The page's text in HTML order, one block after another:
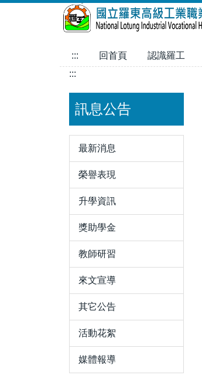
::: 回首頁 認識羅工
:::
訊息公告
最新消息
榮譽表現
升學資訊
獎助學金
教師研習
來文宣導
其它公告
活動花絮
媒體報導